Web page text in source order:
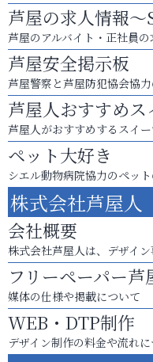
芦屋の求人情報～
芦屋のアルバイト・正社員
芦屋安全掲示板
芦屋警察と芦屋防犯協会協
芦屋人おすすめス
芦屋人がおすすめするスイ
ペット大好き
シエル動物病院協力のペッ
株式会社芦屋人
会社概要
株式会社芦屋人は、デザイ
フリーペーパー芦
媒体の仕様や掲載について
WEB・DTP制作
デザイン制作の料金や流れ